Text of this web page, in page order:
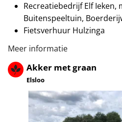
Recreatiebedrijf Elf Ieken,
Buitenspeeltuin,
Fietsverhuur Hulzinga
Meer informatie
Akker met graan
Elsloo